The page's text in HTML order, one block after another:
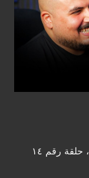
، حلقة رقم ١٤